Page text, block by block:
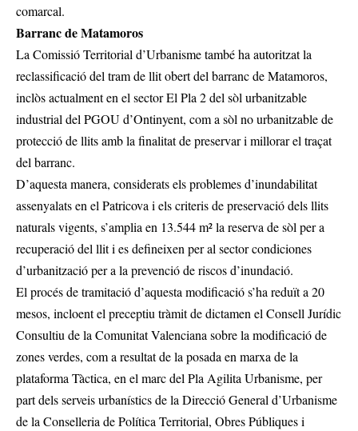
comarcal.
Barranc de Matamoros
La Comissió Territorial d’Urbanisme també ha autoritzat la
reclassificació del tram de llit obert del barranc de Matamoros,
inclòs actualment en el sector El Pla 2 del sòl urbanitzable
industrial del PGOU d’Ontinyent, com a sòl no urbanitzable de
protecció de llits amb la finalitat de preservar i millorar el traçat
del barranc.
D’aquesta manera, considerats els problemes d’inundabilitat
assenyalats en el Patricova i els criteris de preservació dels llits
naturals vigents, s’amplia en 13.544 m² la reserva de sòl per a
recuperació del llit i es defineixen per al sector condiciones
d’urbanització per a la prevenció de riscos d’inundació.
El procés de tramitació d’aquesta modificació s’ha reduït a 20
mesos, incloent el preceptiu tràmit de dictamen el Consell Jurídic
Consultiu de la Comunitat Valenciana sobre la modificació de
zones verdes, com a resultat de la posada en marxa de la
plataforma Tàctica, en el marc del Pla Agilita Urbanisme, per
part dels serveis urbanístics de la Direcció General d’Urbanisme
de la Conselleria de Política Territorial, Obres Públiques i